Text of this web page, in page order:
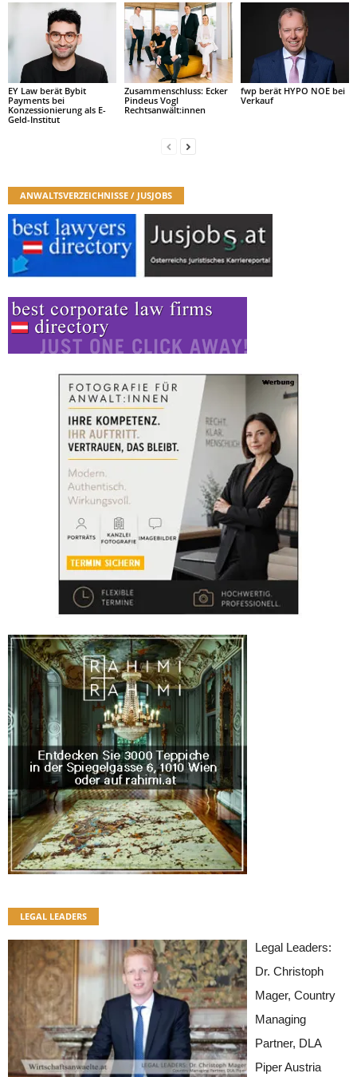
EY Law berät Bybit
Payments bei
Konzessionierung als E-
Geld-Institut
Zusammenschluss: Ecker
Pindeus Vogl
Rechtsanwält:innen
fwp berät HYPO NOE bei
Verkauf
ANWALTSVERZEICHNISSE / JUSJOBS
LEGAL LEADERS
Legal Leaders:
Dr. Christoph
Mager, Country
Managing
Partner, DLA
Piper Austria